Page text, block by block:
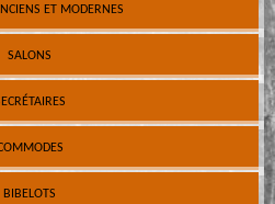
ET MODERNES
SALONS
BIBELOTS